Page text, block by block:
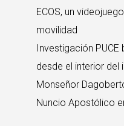
ECOS, un
movilidad
Investigación PUCE
desde el interior del
Monseñor
Nuncio Apostólico